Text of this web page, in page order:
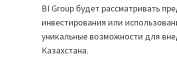
BI Group будет рассматривать
инвестирования или
уникальные возможности для
Казахстана.